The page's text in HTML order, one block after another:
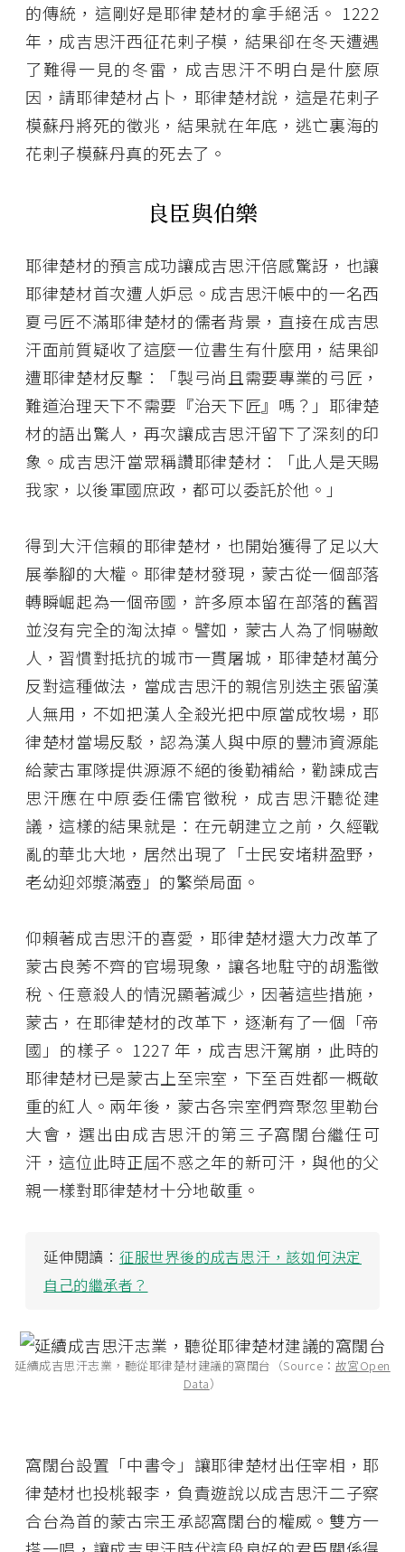
的傳統，這剛好是耶律楚材的拿手絕活。 1222
年，成吉思汗西征花剌子模，結果卻在冬天遭遇
了難得一見的冬雷，成吉思汗不明白是什麼原
因，請耶律楚材占卜，耶律楚材說，這是花剌子
模蘇丹將死的徵兆，結果就在年底，逃亡裏海的
花剌子模蘇丹真的死去了。
良臣與伯樂
耶律楚材的預言成功讓成吉思汗倍感驚訝，也讓
耶律楚材首次遭人妒忌。成吉思汗帳中的一名西
夏弓匠不滿耶律楚材的儒者背景，直接在成吉思
汗面前質疑收了這麼一位書生有什麼用，結果卻
遭耶律楚材反擊：「製弓尚且需要專業的弓匠，
難道治理天下不需要『治天下匠』嗎？」耶律楚
材的語出驚人，再次讓成吉思汗留下了深刻的印
象。成吉思汗當眾稱讚耶律楚材：「此人是天賜
我家，以後軍國庶政，都可以委託於他。」
得到大汗信賴的耶律楚材，也開始獲得了足以大
展拳腳的大權。耶律楚材發現，蒙古從一個部落
轉瞬崛起為一個帝國，許多原本留在部落的舊習
並沒有完全的淘汰掉。譬如，蒙古人為了恫嚇敵
人，習慣對抵抗的城市一貫屠城，耶律楚材萬分
反對這種做法，當成吉思汗的親信別迭主張留漢
人無用，不如把漢人全殺光把中原當成牧場，耶
律楚材當場反駁，認為漢人與中原的豐沛資源能
給蒙古軍隊提供源源不絕的後勤補給，勸諫成吉
思汗應在中原委任儒官徵稅，成吉思汗聽從建
議，這樣的結果就是：在元朝建立之前，久經戰
亂的華北大地，居然出現了「士民安堵耕盈野，
老幼迎郊漿滿壺」的繁榮局面。
仰賴著成吉思汗的喜愛，耶律楚材還大力改革了
蒙古良莠不齊的官場現象，讓各地駐守的胡濫徵
稅、任意殺人的情況顯著減少，因著這些措施，
蒙古，在耶律楚材的改革下，逐漸有了一個「帝
國」的樣子。 1227 年，成吉思汗駕崩，此時的
耶律楚材已是蒙古上至宗室，下至百姓都一概敬
重的紅人。兩年後，蒙古各宗室們齊聚忽里勒台
大會，選出由成吉思汗的第三子窩闊台繼任可
汗，這位此時正屆不惑之年的新可汗，與他的父
親一樣對耶律楚材十分地敬重。
延伸閱讀： 征服世界後的成吉思汗，該如何決定
自己的繼承者？
延續成吉思汗志業，聽從耶律楚材建議的窩闊台（Source： 故宮Open
Data）
窩闊台設置「中書令」讓耶律楚材出任宰相，耶
律楚材也投桃報李，負責遊說以成吉思汗二子察
合台為首的蒙古宗王承認窩闊台的權威。雙方一